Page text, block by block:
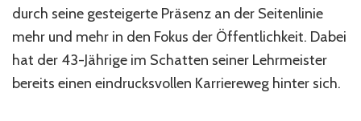
–
Arsenals
geheimes
Standardgenie
durch seine gesteigerte Präsenz an der Seitenlinie
mehr und mehr in den Fokus der Öffentlichkeit. Dabei
hat der 43-Jährige im Schatten seiner Lehrmeister
bereits einen eindrucksvollen Karriereweg hinter sich.